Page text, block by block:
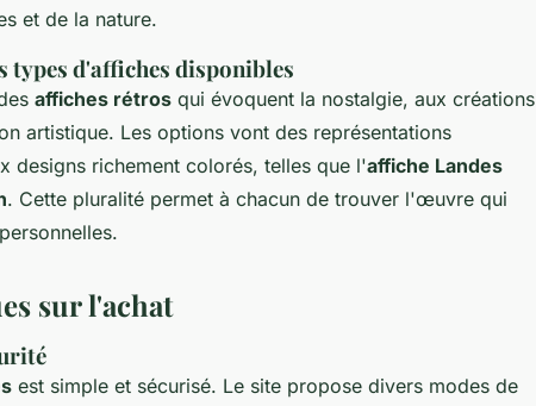
et de la nature.
types d'affiches disponibles
affiches rétros qui évoquent la nostalgie, aux créations
artistique. Les options vont des représentations
designs richement colorés, telles que l'affiche Landes
. Cette pluralité permet à chacun de trouver l'œuvre qui
sur l'achat
est simple et sécurisé. Le site propose divers modes de